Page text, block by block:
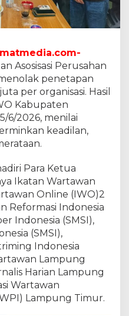
Asosisasi Perusahan
penetapan
per organisasi. Hasil
Kabupaten
6/2026, menilai
keadilan,
Para Ketua
Ikatan Wartawan
Online (IWO)2
Reformasi Indonesia
Indonesia (SMSI),
(SMSI),
Indonesia
Lampung
Harian Lampung
Wartawan
Lampung Timur.